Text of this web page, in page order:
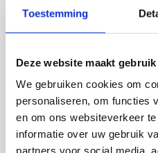
Toestemming
Deze website maakt
We gebruiken cookies om
personaliseren, om functies
en om ons websiteverkeer
informatie over uw gebruik
partners voor social media,
Examens!
De eerste twee dagen van
voorbij. Het Dalton College
examenleerlingen voor alle